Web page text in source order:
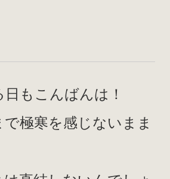
もこんばんは！
極寒を感じないまま